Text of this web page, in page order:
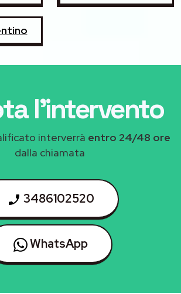
l'intervento
interverrà entro 24/48 ore
dalla chiamata
3486102520
WhatsApp